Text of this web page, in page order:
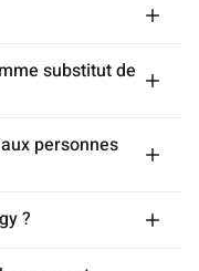
substitut de
personnes
?